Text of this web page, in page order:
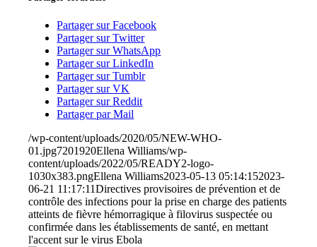
Partager sur Facebook
Partager sur Twitter
Partager sur WhatsApp
Partager sur LinkedIn
Partager sur Tumblr
Partager sur VK
Partager sur Reddit
Partager par Mail
/wp-content/uploads/2020/05/NEW-WHO-
01.jpg7201920Ellena Williams/wp-
content/uploads/2022/05/READY2-logo-
1030x383.pngEllena Williams2023-05-13 05:14:152023-
06-21 11:17:11Directives provisoires de prévention et de
contrôle des infections pour la prise en charge des patients
atteints de fièvre hémorragique à filovirus suspectée ou
confirmée dans les établissements de santé, en mettant
l'accent sur le virus Ebola